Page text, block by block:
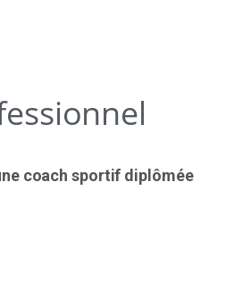
coach sportif diplômée